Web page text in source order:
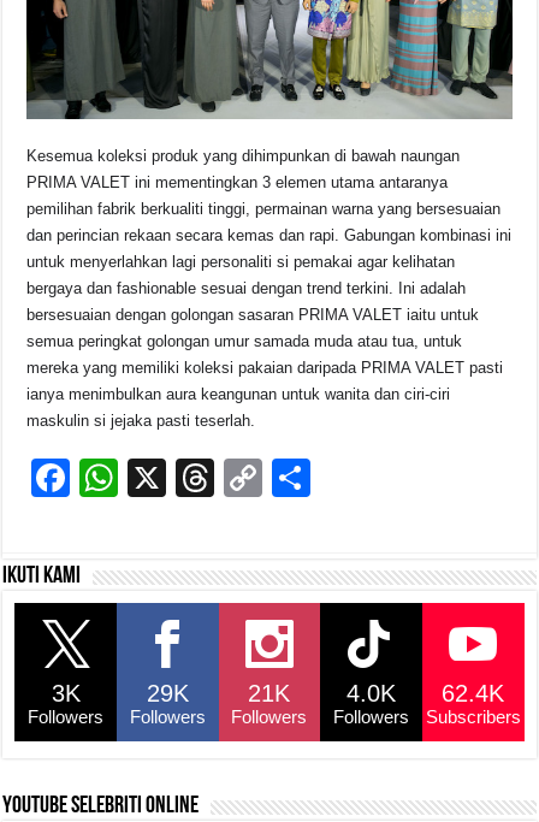
Kesemua koleksi produk yang dihimpunkan di bawah naungan
PRIMA VALET ini mementingkan 3 elemen utama antaranya
pemilihan fabrik berkualiti tinggi, permainan warna yang bersesuaian
dan perincian rekaan secara kemas dan rapi. Gabungan kombinasi ini
untuk menyerlahkan lagi personaliti si pemakai agar kelihatan
bergaya dan fashionable sesuai dengan trend terkini. Ini adalah
bersesuaian dengan golongan sasaran PRIMA VALET iaitu untuk
semua peringkat golongan umur samada muda atau tua, untuk
mereka yang memiliki koleksi pakaian daripada PRIMA VALET pasti
ianya menimbulkan aura keangunan untuk wanita dan ciri-ciri
maskulin si jejaka pasti teserlah.
F
c
e
b
o
o
k
W
s
p
X
T
a
C
y
Li
n
k
e
Ikuti kami
3K
Followers
29K
Followers
21K
Followers
4.0K
Followers
62.4K
Subscribers
YouTube selebriti online